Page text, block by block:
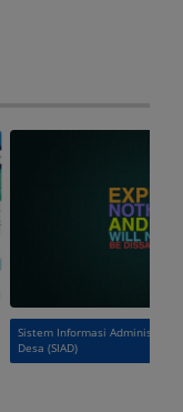
Sistem Informasi Administrasi
Desa (SIAD)